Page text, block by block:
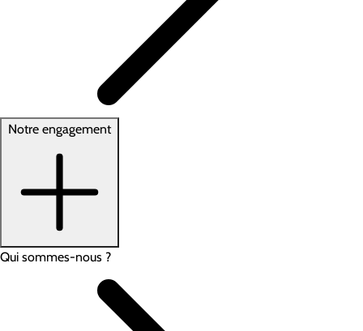
Notre engagement
Qui sommes-nous ?